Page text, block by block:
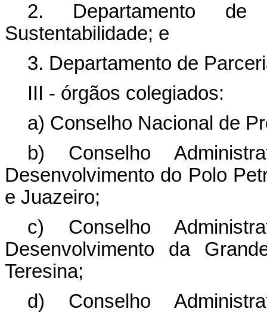
2. Departamento
Sustentabilidade; e
3. Departamento de
III - órgãos colegiados:
a) Conselho Nacional de
b) Conselho
Desenvolvimento do Polo
e Juazeiro;
c) Conselho
Desenvolvimento da
Teresina;
d) Conselho